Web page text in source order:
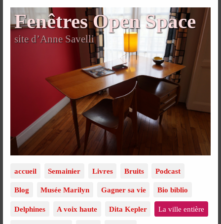
Fenêtres Open Space
site d’Anne Savelli
accueil Semainier Livres Bruits Podcast
Blog Musée Marilyn Gagner sa vie Bio biblio
Delphines A voix haute Dita Kepler La ville entière